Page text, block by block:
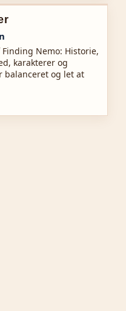
Sasha Klæstrup:
med.... Bliv
at opdatere denne